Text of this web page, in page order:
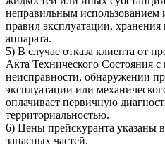
неправильным
правил эксплуатации,
аппарата.
5) В случае отказа клиента от
Акта Технического Состояния
неисправности, обнаружении
эксплуатации или
оплачивает первичную
территориальностью.
6) Цены прейскуранта указаны
запасных частей.